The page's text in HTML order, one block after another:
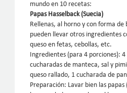
mundo en 10 recetas:
Papas Hasselback (Suecia)
Rellenas, al horno y con forma
pueden llevar otros ingredientes
queso en fetas, cebollas, etc.
Ingredientes (para 4 porciones): 4
cucharadas de manteca, sal y
queso rallado, 1 cucharada de
Preparación: Lavar bien las